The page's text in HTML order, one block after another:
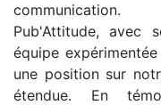
communication.
Pub'Attitude, avec
équipe
une position sur
étendue. En